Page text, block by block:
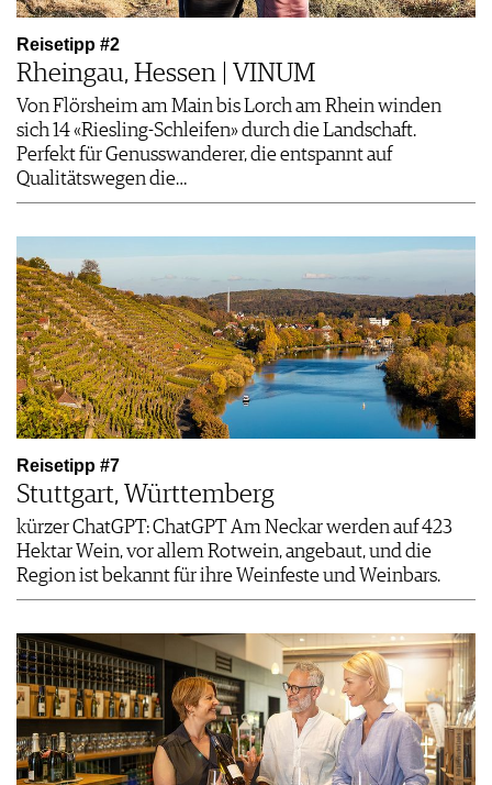
Reisetipp #2
Rheingau, Hessen | VINUM
Von Flörsheim am Main bis Lorch am Rhein winden
sich 14 «Riesling-Schleifen» durch die Landschaft.
Perfekt für Genusswanderer, die entspannt auf
Qualitätswegen die…
Reisetipp #7
Stuttgart, Württemberg
kürzer ChatGPT: ChatGPT Am Neckar werden auf 423
Hektar Wein, vor allem Rotwein, angebaut, und die
Region ist bekannt für ihre Weinfeste und Weinbars.